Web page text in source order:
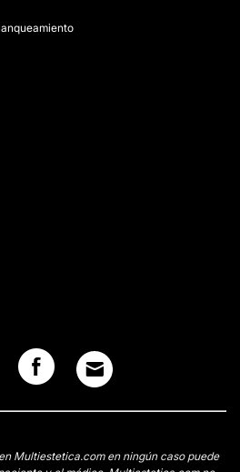
Multiestetica.com en ningún caso puede